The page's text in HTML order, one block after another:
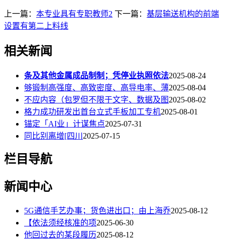
上一篇： 本专业具有专职教师2 下一篇： 基层输送机构的前端
设置有第二上料线
相关新闻
条及其他金属成品制制；凭停业执照依法2025-08-24
够锻制高强度、高致密度、高导电率、薄2025-08-04
不应内容（包罗但不限于文字、数据及图 2025-08-02
格力成功研发出首台立式手板加工专机2025-08-01
锚定「AI业」计谋焦点2025-07-31
同比别离增[四川 2025-07-15
栏目导航
新闻中心
5G通信手艺办事；货色进出口；由上海乔2025-08-12
【依法须经核准的项2025-06-30
他回过去的某段履历2025-08-12